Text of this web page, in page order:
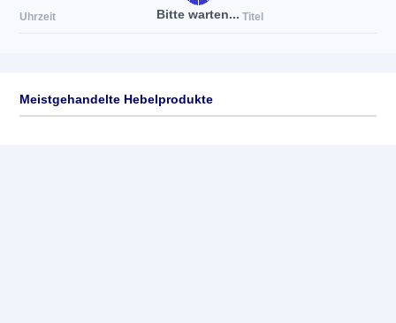
Bitte warten...
Uhrzeit Titel
Meistgehandelte Hebelprodukte